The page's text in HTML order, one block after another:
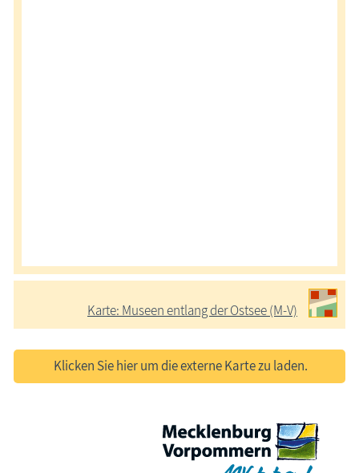
Karte: Museen entlang der Ostsee (M-V)
Klicken Sie hier um die externe Karte zu laden.